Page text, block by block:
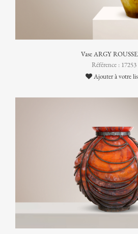
Vase ARGY
Référence : 17253
Ajouter à votre